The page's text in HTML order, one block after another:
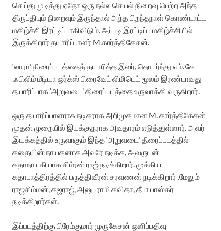
செய்து முடித்து ஏதோ ஒரு நல்ல செயல் நிறைவு பெற்ற அந்த
திருப்தியும் நிறைவும் இருந்தால் அந்த பிறந்தநாள் கொண்டாட்ட
மகிழ்ச்சி இரட்டிப்பாகிவிடும். அப்படி இரட்டிப்பு மகிழ்ச்சியில்
இருக்கிறார் தயாரிப்பாளர் M.கார்த்திகேசன்.
‘லாரா’ திரைப்படத்தைத் தயாரித்த இவர், தொடர்ந்து எம். கே
.ஃபிலிம் மீடியா ஒர்க்ஸ் பிரைவேட் லிமிடெட் மூலம் இரண்டாவது
தயாரிப்பாக ‘அறுவடை’ திரைப்படத்தை உருவாக்கி வருகிறார்.
ஒரு தயாரிப்பாளராக நடிகராக அறிமுகமான M. கார்த்திகேசன்
முதன் முறையில் இயக்குநராக அவதாரம் எடுத்துள்ளார். அவர்
இயக்கத்தில் உருவாகும் இந்த ‘அறுவடை’ திரைப்படத்தில்
கதையின் நாயகனாக அவரே நடிக்க, அவருடன்
கதாநாயகியாக சிம்ரன் ராஜ் நடிக்கிறார். முக்கிய
கதாபாத்திரத்தில் பருத்திவீரன் சரவணன் நடிக்கிறார் .மேலும்
ராஜசிம்மன், கஜராஜ், அனுபராமி கவிதா, தீபா பாஸ்கர்
நடிக்கிறார்கள்.
இப்படத்திற்கு பிரேம்குமார் முருகேசன் ஒளிப்பதிவு